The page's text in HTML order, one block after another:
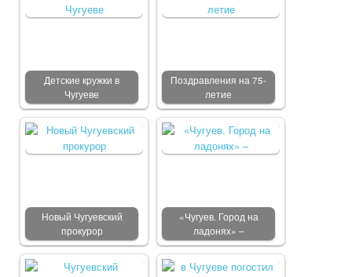
Детские кружки в
Чугуеве
Поздравления на 75-
летие
Новый Чугуевский
прокурор
«Чугуев. Город на
ладонях» –